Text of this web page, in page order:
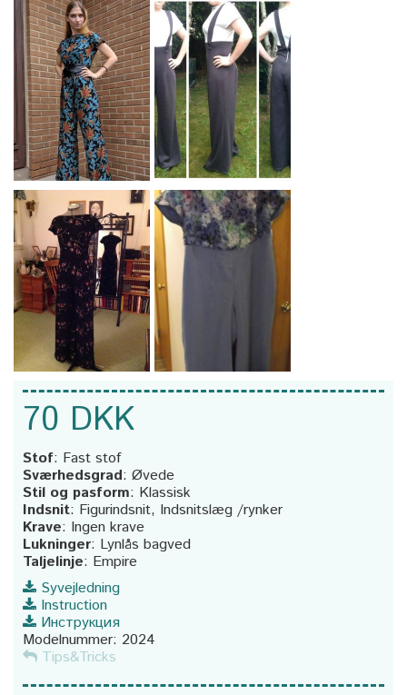
70 DKK
Stof: Fast stof
Sværhedsgrad: Øvede
Stil og pasform: Klassisk
Indsnit: Figurindsnit, Indsnitslæg /rynker
Krave: Ingen krave
Lukninger: Lynlås bagved
Taljelinje: Empire
Syvejledning
Instruction
Инструкция
Modelnummer: 2024
Tips&Tricks